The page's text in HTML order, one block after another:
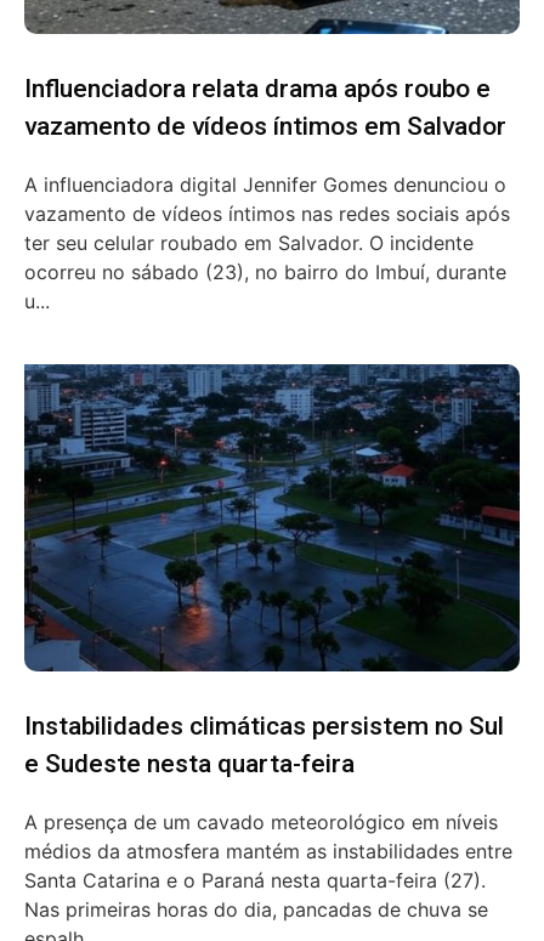
Influenciadora relata drama após roubo e
vazamento de vídeos íntimos em Salvador
A influenciadora digital Jennifer Gomes denunciou o
vazamento de vídeos íntimos nas redes sociais após
ter seu celular roubado em Salvador. O incidente
ocorreu no sábado (23), no bairro do Imbuí, durante
u...
Instabilidades climáticas persistem no Sul
e Sudeste nesta quarta-feira
A presença de um cavado meteorológico em níveis
médios da atmosfera mantém as instabilidades entre
Santa Catarina e o Paraná nesta quarta-feira (27).
Nas primeiras horas do dia, pancadas de chuva se